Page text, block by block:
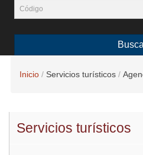
Inicio Servicios turísticos
Servicios turísticos